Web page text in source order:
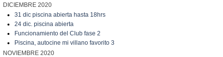
DICIEMBRE 2020
31 dic piscina abierta hasta 18hrs
24 dic. piscina abierta
Funcionamiento del Club fase 2
Piscina, autocine mi villano favorito 3
NOVIEMBRE 2020